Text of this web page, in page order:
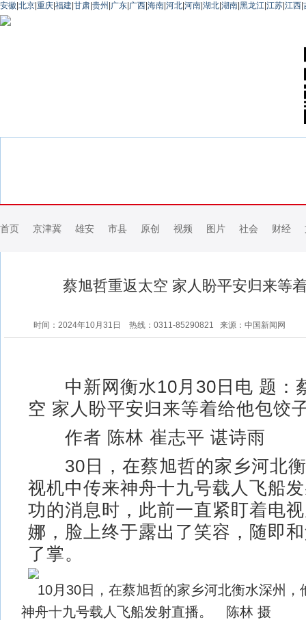
安徽 北京 重庆 福建 甘肃 贵州 广东 广西 海南 河北 河南 湖北 湖南 黑龙江 江苏 江西
首页 京津冀 雄安 市县 原创 视频 图片 社会 财经
蔡旭哲重返太空 家人盼平安归来等
时间：2024年10月31日 热线：0311-85290821 来源：中国新闻网
中新网衡水10月30日电 题：
空 家人盼平安归来等着给他包饺
作者 陈林 崔志平 谌诗雨
30日，在蔡旭哲的家乡河北衡
视机中传来神舟十九号载人飞船
功的消息时，此前一直紧盯着电
娜，脸上终于露出了笑容，随即
了掌。
10月30日，在蔡旭哲的家乡河北衡水深州，
神舟十九号载人飞船发射直播。 陈林 摄